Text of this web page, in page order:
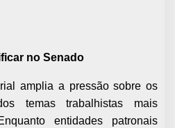
no Senado
amplia a pressão sobre os
temas trabalhistas mais
entidades patronais